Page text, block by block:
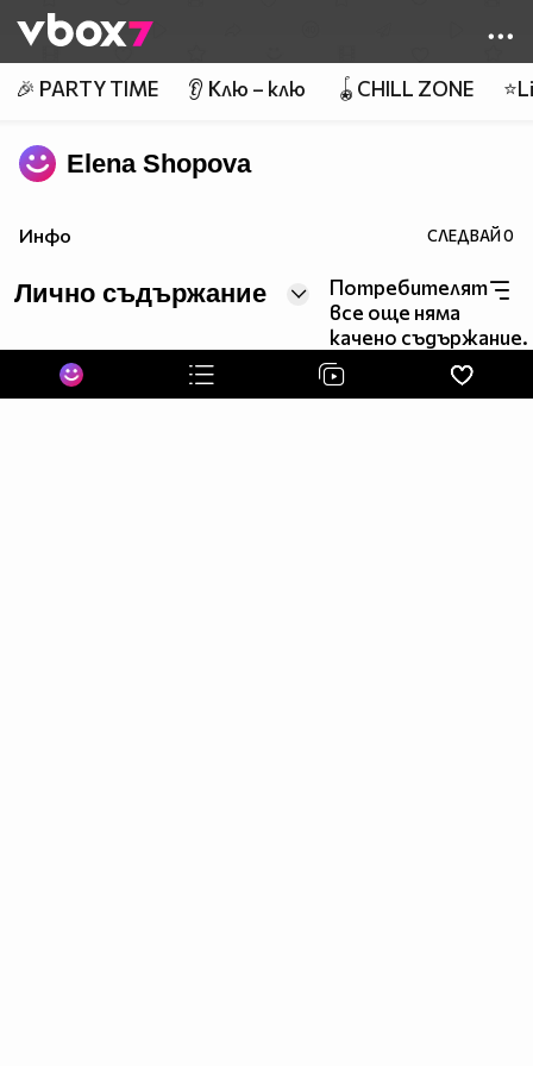
👾
🎉 PARTY TIME 👂 Клю – клю 🪀CHILL ZONE
Elena Shopova
Инфо СЛЕДВАЙ0
Лично съдържание
Потребителят
все още няма
качено съдържание.